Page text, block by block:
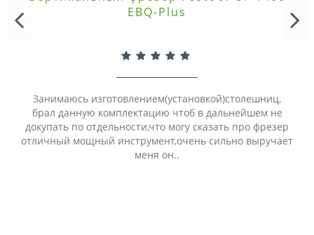
EBQ-Plus
Занимаюсь изготовлением(установкой)столешниц,
брал данную комплектацию чтоб в дальнейшем не
докупать по отдельности,что могу сказать про фрезер
отличный мощный инструмент,очень сильно выручает
меня он..